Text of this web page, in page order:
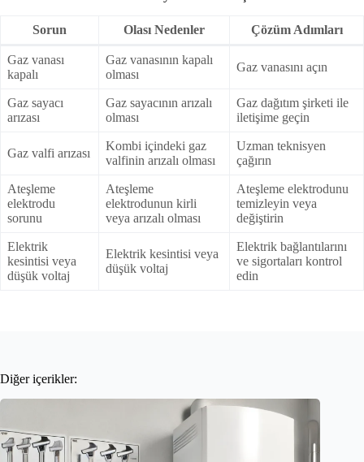
Sorun Olası Nedenler Çözüm Adımları
Gaz vanası
kapalı
Gaz vanasının kapalı
olması
Gaz vanasını açın
Gaz sayacı
arızası
Gaz sayacının arızalı
olması
Gaz dağıtım şirketi ile
iletişime geçin
Gaz valfi arızası
Kombi içindeki gaz
valfinin arızalı olması
Uzman teknisyen
çağırın
Ateşleme
elektrodu
sorunu
Ateşleme
elektrodunun kirli
veya arızalı olması
Ateşleme elektrodunu
temizleyin veya
değiştirin
Elektrik
kesintisi veya
düşük voltaj
Elektrik kesintisi veya
düşük voltaj
Elektrik bağlantılarını
ve sigortaları kontrol
edin
Diğer içerikler: